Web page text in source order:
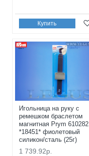
Купить
Игольница на руку с
ремешком браслетом
магнитная Prym 610282
*18451* фиолетовый
силикон/сталь (25г)
1 739.92р.